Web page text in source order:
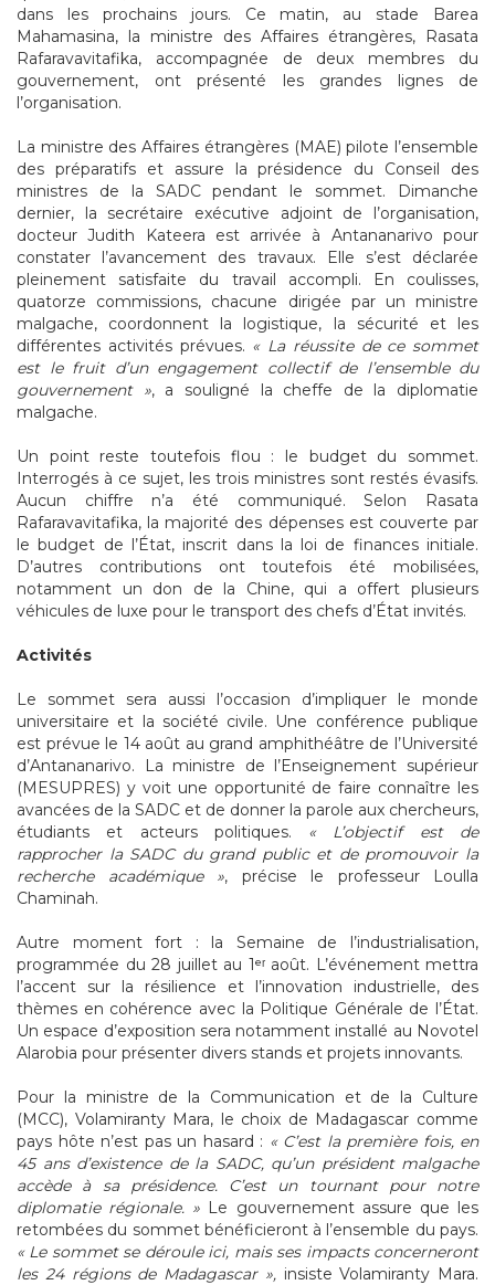
dans les prochains jours. Ce matin, au stade Barea
Mahamasina, la ministre des Affaires étrangères, Rasata
Rafaravavitafika, accompagnée de deux membres du
gouvernement, ont présenté les grandes lignes de
l’organisation.
La ministre des Affaires étrangères (MAE) pilote l’ensemble
des préparatifs et assure la présidence du Conseil des
ministres de la SADC pendant le sommet. Dimanche
dernier, la secrétaire exécutive adjoint de l’organisation,
docteur Judith Kateera est arrivée à Antananarivo pour
constater l’avancement des travaux. Elle s’est déclarée
pleinement satisfaite du travail accompli. En coulisses,
quatorze commissions, chacune dirigée par un ministre
malgache, coordonnent la logistique, la sécurité et les
différentes activités prévues. « La réussite de ce sommet
est le fruit d’un engagement collectif de l’ensemble du
gouvernement », a souligné la cheffe de la diplomatie
malgache.
Un point reste toutefois flou : le budget du sommet.
Interrogés à ce sujet, les trois ministres sont restés évasifs.
Aucun chiffre n’a été communiqué. Selon Rasata
Rafaravavitafika, la majorité des dépenses est couverte par
le budget de l’État, inscrit dans la loi de finances initiale.
D’autres contributions ont toutefois été mobilisées,
notamment un don de la Chine, qui a offert plusieurs
véhicules de luxe pour le transport des chefs d’État invités.
Activités
Le sommet sera aussi l’occasion d’impliquer le monde
universitaire et la société civile. Une conférence publique
est prévue le 14 août au grand amphithéâtre de l’Université
d’Antananarivo. La ministre de l’Enseignement supérieur
(MESUPRES) y voit une opportunité de faire connaître les
avancées de la SADC et de donner la parole aux chercheurs,
étudiants et acteurs politiques. « L’objectif est de
rapprocher la SADC du grand public et de promouvoir la
recherche académique », précise le professeur Loulla
Chaminah.
Autre moment fort : la Semaine de l’industrialisation,
programmée du 28 juillet au 1ᵉʳ août. L’événement mettra
l’accent sur la résilience et l’innovation industrielle, des
thèmes en cohérence avec la Politique Générale de l’État.
Un espace d’exposition sera notamment installé au Novotel
Alarobia pour présenter divers stands et projets innovants.
Pour la ministre de la Communication et de la Culture
(MCC), Volamiranty Mara, le choix de Madagascar comme
pays hôte n’est pas un hasard : « C’est la première fois, en
45 ans d’existence de la SADC, qu’un président malgache
accède à sa présidence. C’est un tournant pour notre
diplomatie régionale. » Le gouvernement assure que les
retombées du sommet bénéficieront à l’ensemble du pays.
« Le sommet se déroule ici, mais ses impacts concerneront
les 24 régions de Madagascar »,insiste Volamiranty Mara.